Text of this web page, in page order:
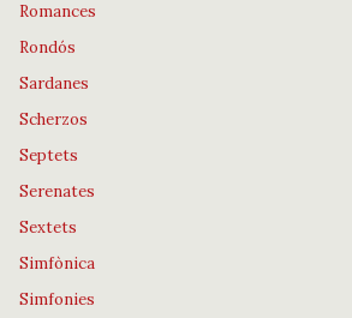
Romances
Rondós
Sardanes
Scherzos
Septets
Serenates
Sextets
Simfònica
Simfonies